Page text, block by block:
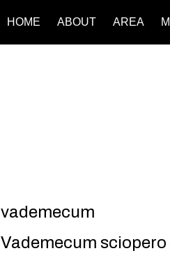
HOME ABOUT AREA
vademecum
Vademecum sciopero